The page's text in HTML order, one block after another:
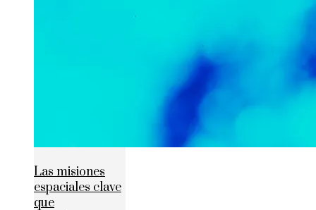
Las misiones
espaciales clave
que